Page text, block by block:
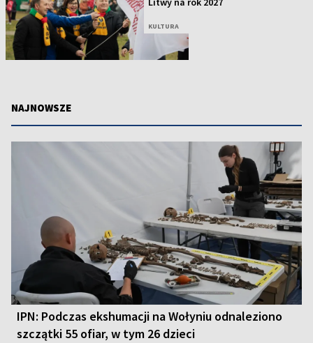
KULTURA
NAJNOWSZE
IPN: Podczas ekshumacji na Wołyniu odnaleziono
szczątki 55 ofiar, w tym 26 dzieci